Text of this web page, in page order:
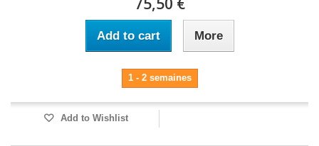
Add to cart More
1 - 2 semaines
Add to Wishlist